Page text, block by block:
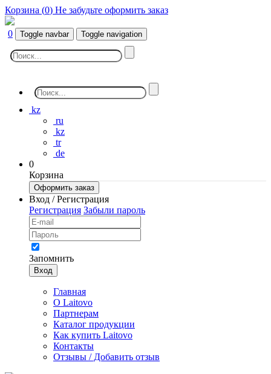
Корзина (0) Не забудьте оформить заказ
0 Toggle navbar Toggle navigation
kz
ru
kz
tr
de
0
Корзина
Оформить заказ
Вход / Регистрация
Регистрация Забыли пароль
Запомнить
Вход
Главная
О Laitovo
Партнерам
Каталог продукции
Как купить Laitovo
Контакты
Отзывы / Добавить отзыв